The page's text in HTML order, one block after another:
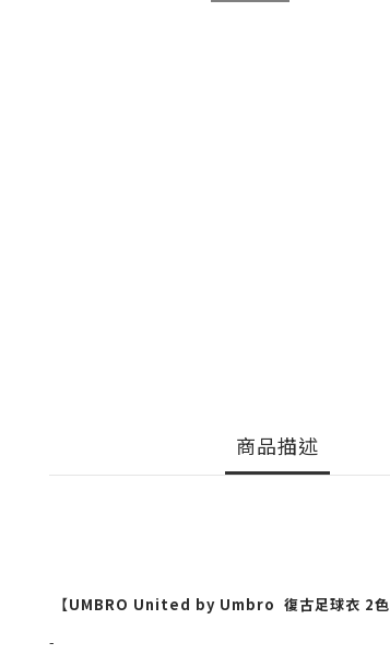
商品描述
【UMBRO United by Umbro 復古足球衣 2色
-